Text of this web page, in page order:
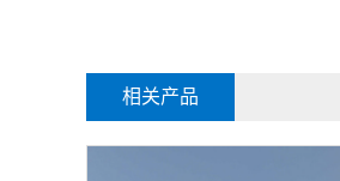
相关产品